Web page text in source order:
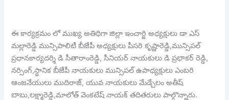
ఈ కార్యక్రమం లో ముఖ్య అతిధిగా జిల్లా ఇంచార్జి అధ్యక్షులు డా ఎస్
మల్లారెడ్డి మున్సిపాలిటీ బీజేపీ అధ్యక్షులు పీసరి కృష్ణారెడ్డి,మున్సిపల్
ప్రధానకార్యదర్శి డి సీతారాంరెడ్డి, సీనియర్ నాయకులు డి ప్రభాకర్ రెడ్డి,
నర్సింగ్,స్థానిక బీజేపీ నాయకులు మున్సిపల్ ఉపాధ్యక్షులు ఎంబరి
ఆంజనేయులు ముదిరాజ్, యువ నాయకులు మేడ్చేలం అతీష్
బాబు,లక్ష్మారెడ్డి,మాలోత్ వెంకటేష్ నాయక్ తదితరులు పాల్గొన్నారు.